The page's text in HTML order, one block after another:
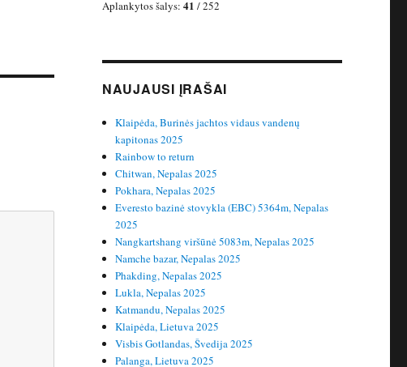
Aplankytos šalys: 41 / 252
NAUJAUSI ĮRAŠAI
Klaipėda, Burinės jachtos vidaus vandenų
kapitonas 2025
Rainbow to return
Chitwan, Nepalas 2025
Pokhara, Nepalas 2025
Everesto bazinė stovykla (EBC) 5364m, Nepalas
2025
Nangkartshang viršūnė 5083m, Nepalas 2025
Namche bazar, Nepalas 2025
Phakding, Nepalas 2025
Lukla, Nepalas 2025
Katmandu, Nepalas 2025
Klaipėda, Lietuva 2025
Visbis Gotlandas, Švedija 2025
Palanga, Lietuva 2025